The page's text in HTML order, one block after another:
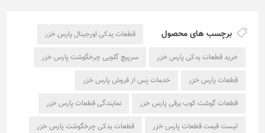
برچسب های محصول قطعات یدکی اورجینال پارس خزر
خرید قطعات یدکی پارس خزر سرپیچ گلویی چرخگوشت پارس خزر
قطعات پارس خزر خدمات پس از فروش پارس خزر
قطعات گوشت کوب برقی پارس خزر نمایندگی قطعات پارس خزر
لیست قیمت قطعات پارس خزر قطعات یدکی چرخگوشت پارس خزر